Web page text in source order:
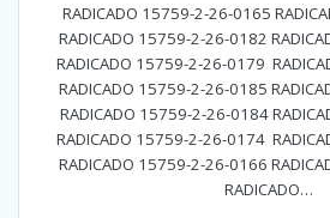
RADICADO 15759-2-26-0165
RADICADO 15759-2-26-0182
RADICADO 15759-2-26-0179
RADICADO 15759-2-26-0185
RADICADO 15759-2-26-0184
RADICADO 15759-2-26-0174
RADICADO 15759-2-26-0166
RADICADO…